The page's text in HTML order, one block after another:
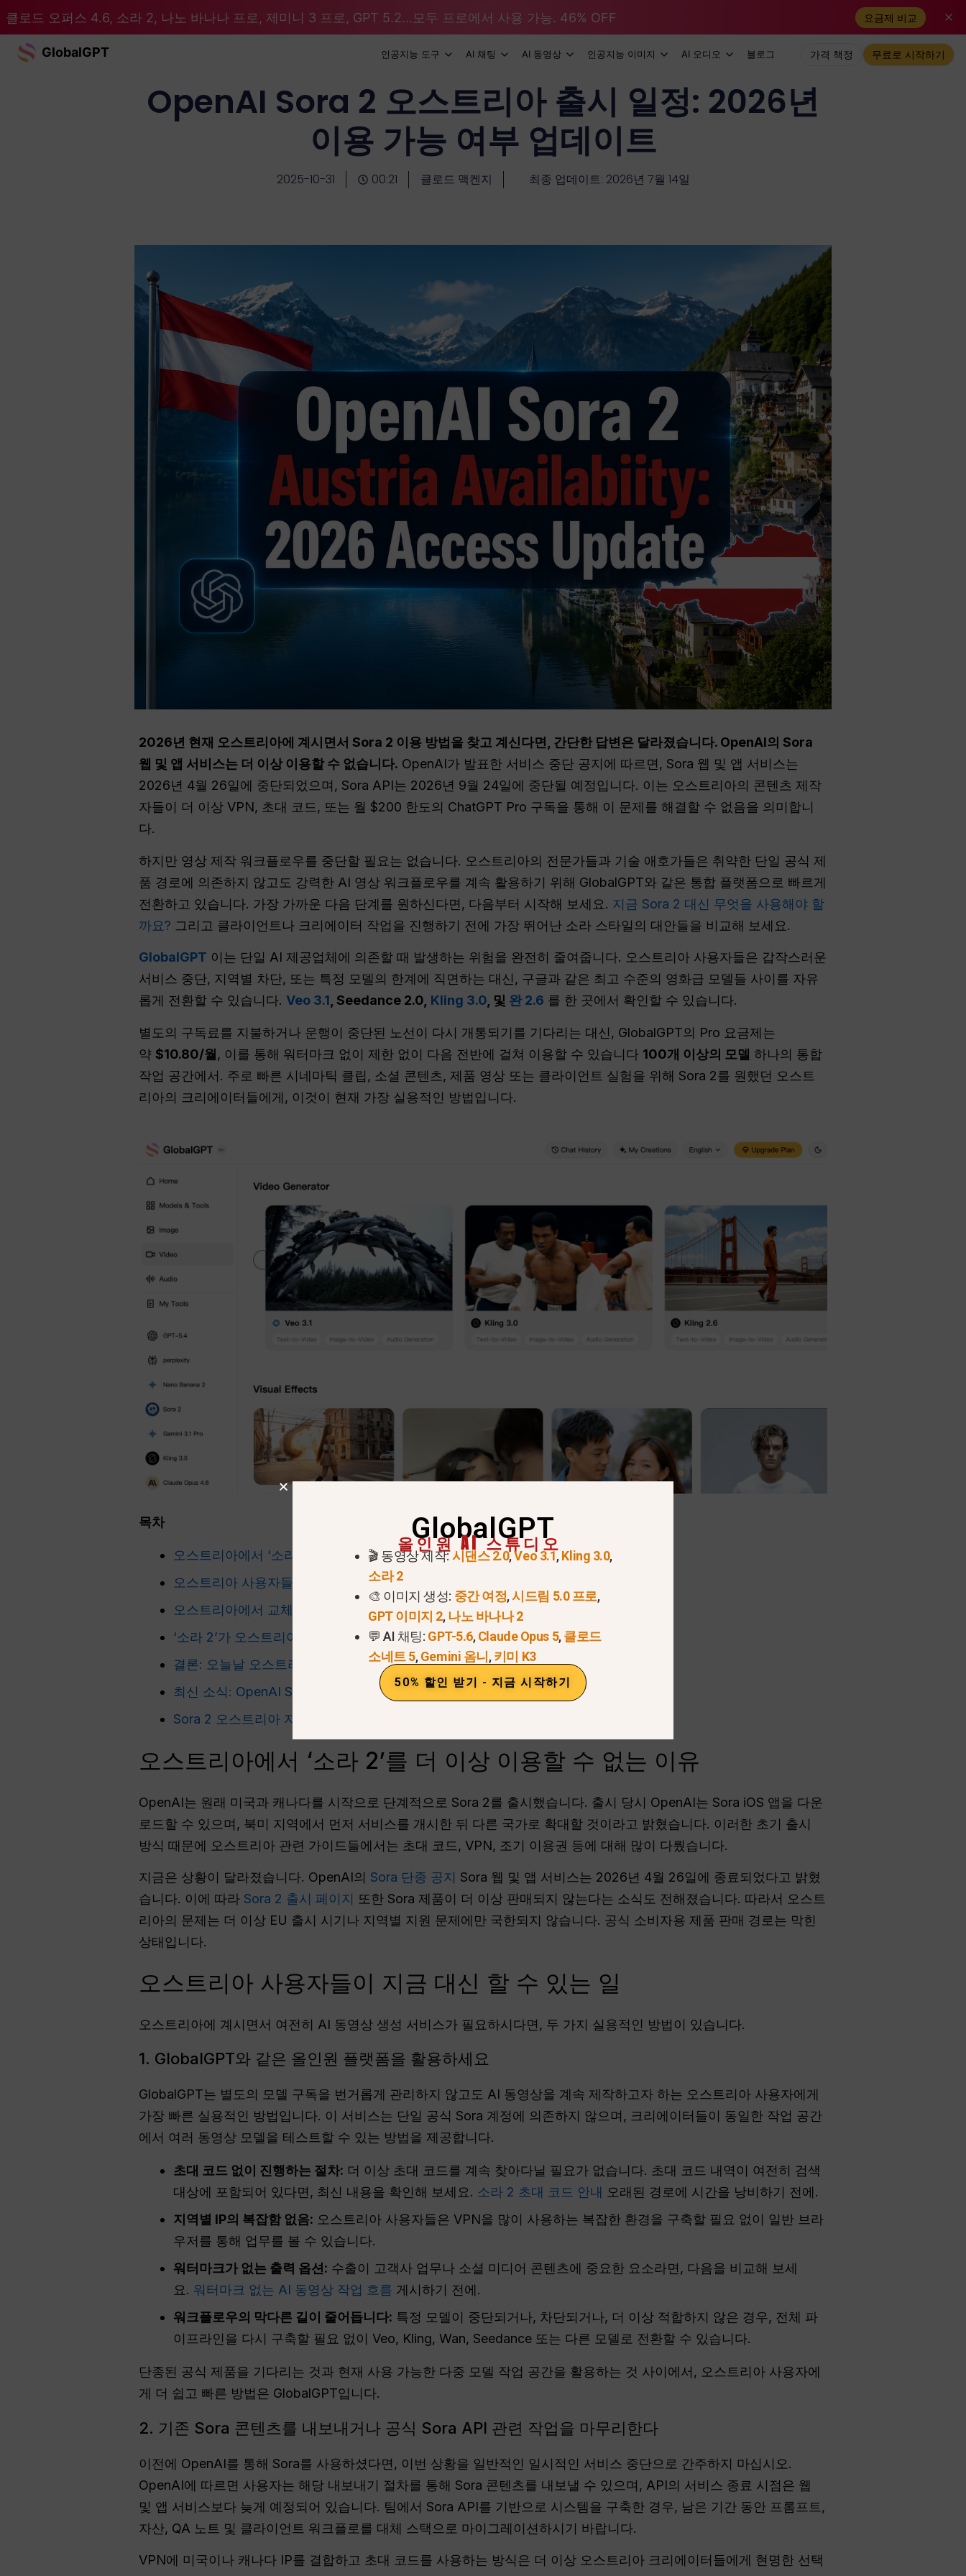
클로드 오퍼스 4.6, 소라 2, 나노 바나나 프로, 제미니 3 프로, GPT 5.2...모두 프로에서 사용 가능. 46% OFF 요금제 비교
GlobalGPT 인공지능 도구 AI 채팅 AI 동영상 인공지능 이미지 AI 오디오 블로그 가격 책정 무료로 시작하기
OpenAI Sora 2 오스트리아 출시 일정: 2026년
이용 가능 여부 업데이트
2025-10-31 00:21 클로드 맥켄지 최종 업데이트: 2026년 7월 14일
2026년 현재 오스트리아에 계시면서 Sora 2 이용 방법을 찾고 계신다면, 간단한 답변은 달라졌습니다. OpenAI의 Sora
웹 및 앱 서비스는 더 이상 이용할 수 없습니다. OpenAI가 발표한 서비스 중단 공지에 따르면, Sora 웹 및 앱 서비스는
2026년 4월 26일에 중단되었으며, Sora API는 2026년 9월 24일에 중단될 예정입니다. 이는 오스트리아의 콘텐츠 제작
자들이 더 이상 VPN, 초대 코드, 또는 월 $200 한도의 ChatGPT Pro 구독을 통해 이 문제를 해결할 수 없음을 의미합니
다.
하지만 영상 제작 워크플로우를 중단할 필요는 없습니다. 오스트리아의 전문가들과 기술 애호가들은 취약한 단일 공식 제
품 경로에 의존하지 않고도 강력한 AI 영상 워크플로우를 계속 활용하기 위해 GlobalGPT와 같은 통합 플랫폼으로 빠르게
전환하고 있습니다. 가장 가까운 다음 단계를 원하신다면, 다음부터 시작해 보세요. 지금 Sora 2 대신 무엇을 사용해야 할
까요? 그리고 클라이언트나 크리에이터 작업을 진행하기 전에 가장 뛰어난 소라 스타일의 대안들을 비교해 보세요.
GlobalGPT 이는 단일 AI 제공업체에 의존할 때 발생하는 위험을 완전히 줄여줍니다. 오스트리아 사용자들은 갑작스러운
서비스 중단, 지역별 차단, 또는 특정 모델의 한계에 직면하는 대신, 구글과 같은 최고 수준의 영화급 모델들 사이를 자유
롭게 전환할 수 있습니다. Veo 3.1 , Seedance 2.0, Kling 3.0 , 및 완 2.6 를 한 곳에서 확인할 수 있습니다.
별도의 구독료를 지불하거나 운행이 중단된 노선이 다시 개통되기를 기다리는 대신, GlobalGPT의 Pro 요금제는
약 $10.80/월, 이를 통해 워터마크 없이 제한 없이 다음 전반에 걸쳐 이용할 수 있습니다 100개 이상의 모델 하나의 통합
작업 공간에서. 주로 빠른 시네마틱 클립, 소셜 콘텐츠, 제품 영상 또는 클라이언트 실험을 위해 Sora 2를 원했던 오스트
리아의 크리에이터들에게, 이것이 현재 가장 실용적인 방법입니다.
목차
오스트리아에서 ‘소라 2’를 더 이상 이용할 수 없는 이유
오스트리아 사용자들이 지금 대신 할 수 있는 일
오스트리아에서 교체될 ‘소라 2’의 기능들
‘소라 2’가 오스트리아에서 공식적으로 재출시될까?
결론: 오늘날 오스트리아의 ‘소라 2’ 이용 현황
최신 소식: OpenAI Sora 서비스 중단
Sora 2 오스트리아 자주 묻는 질문
오스트리아에서 ‘소라 2’를 더 이상 이용할 수 없는 이유
OpenAI는 원래 미국과 캐나다를 시작으로 단계적으로 Sora 2를 출시했습니다. 출시 당시 OpenAI는 Sora iOS 앱을 다운
로드할 수 있으며, 북미 지역에서 먼저 서비스를 개시한 뒤 다른 국가로 확대할 것이라고 밝혔습니다. 이러한 초기 출시
방식 때문에 오스트리아 관련 가이드들에서는 초대 코드, VPN, 조기 이용권 등에 대해 많이 다뤘습니다.
지금은 상황이 달라졌습니다. OpenAI의 Sora 단종 공지 Sora 웹 및 앱 서비스는 2026년 4월 26일에 종료되었다고 밝혔
습니다. 이에 따라 Sora 2 출시 페이지 또한 Sora 제품이 더 이상 판매되지 않는다는 소식도 전해졌습니다. 따라서 오스트
리아의 문제는 더 이상 EU 출시 시기나 지역별 지원 문제에만 국한되지 않습니다. 공식 소비자용 제품 판매 경로는 막힌
상태입니다.
오스트리아 사용자들이 지금 대신 할 수 있는 일
오스트리아에 계시면서 여전히 AI 동영상 생성 서비스가 필요하시다면, 두 가지 실용적인 방법이 있습니다.
1. GlobalGPT와 같은 올인원 플랫폼을 활용하세요
GlobalGPT는 별도의 모델 구독을 번거롭게 관리하지 않고도 AI 동영상을 계속 제작하고자 하는 오스트리아 사용자에게
가장 빠른 실용적인 방법입니다. 이 서비스는 단일 공식 Sora 계정에 의존하지 않으며, 크리에이터들이 동일한 작업 공간
에서 여러 동영상 모델을 테스트할 수 있는 방법을 제공합니다.
초대 코드 없이 진행하는 절차: 더 이상 초대 코드를 계속 찾아다닐 필요가 없습니다. 초대 코드 내역이 여전히 검색
대상에 포함되어 있다면, 최신 내용을 확인해 보세요. 소라 2 초대 코드 안내 오래된 경로에 시간을 낭비하기 전에.
지역별 IP의 복잡함 없음: 오스트리아 사용자들은 VPN을 많이 사용하는 복잡한 환경을 구축할 필요 없이 일반 브라
우저를 통해 업무를 볼 수 있습니다.
워터마크가 없는 출력 옵션: 수출이 고객사 업무나 소셜 미디어 콘텐츠에 중요한 요소라면, 다음을 비교해 보세
요. 워터마크 없는 AI 동영상 작업 흐름 게시하기 전에.
워크플로우의 막다른 길이 줄어듭니다: 특정 모델이 중단되거나, 차단되거나, 더 이상 적합하지 않은 경우, 전체 파
이프라인을 다시 구축할 필요 없이 Veo, Kling, Wan, Seedance 또는 다른 모델로 전환할 수 있습니다.
단종된 공식 제품을 기다리는 것과 현재 사용 가능한 다중 모델 작업 공간을 활용하는 것 사이에서, 오스트리아 사용자에
게 더 쉽고 빠른 방법은 GlobalGPT입니다.
2. 기존 Sora 콘텐츠를 내보내거나 공식 Sora API 관련 작업을 마무리한다
이전에 OpenAI를 통해 Sora를 사용하셨다면, 이번 상황을 일반적인 일시적인 서비스 중단으로 간주하지 마십시오.
OpenAI에 따르면 사용자는 해당 내보내기 절차를 통해 Sora 콘텐츠를 내보낼 수 있으며, API의 서비스 종료 시점은 웹
및 앱 서비스보다 늦게 예정되어 있습니다. 팀에서 Sora API를 기반으로 시스템을 구축한 경우, 남은 기간 동안 프롬프트,
자산, QA 노트 및 클라이언트 워크플로를 대체 스택으로 마이그레이션하시기 바랍니다.
VPN에 미국이나 캐나다 IP를 결합하고 초대 코드를 사용하는 방식은 더 이상 오스트리아 크리에이터들에게 현명한 선택
GlobalGPT
올인원 AI 스튜디오
🎬 동영상 제작:시댄스 2.0,Veo 3.1,Kling 3.0,
소라 2
🎨 이미지 생성: 중간 여정,시드림 5.0 프로,
GPT 이미지 2, 나노 바나나 2
💬 AI 채팅: GPT-5.6,Claude Opus 5,클로드
소네트 5,Gemini 옴니,키미 K3
50% 할인 받기 - 지금 시작하기